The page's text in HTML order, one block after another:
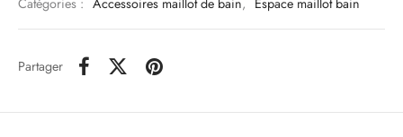
Partager